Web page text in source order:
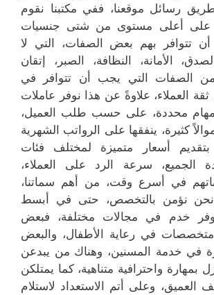
رسائل موقعنا، ففي مكتبنا نقوم
على أعلى مستوى من شتى جنسيات
أن تتوافر بهم بعض الصفات، التي لا
الأمانة، النظافة، الصبر، إتقان
من الصفات التي يجب أن تتوافر في
ثقة العملاء، علاوةً عن هذا نوفر عاملات
مهام محددة، على حسب طلب العميل،
كثيرة، ينفقها على الرواتب الشهرية
بتقديم أسعار متميزة لمختلف فئات
الجميع، سرعة الرد على العملاء،
في أسرع وقت، من أهم سماتنا،
نؤمن بالتخصص، حتى في أبسط
نوفر خدم في مجالات مختلفة، فبعض
متخصصات في رعاية الأطفال، والبعض
في خدمة المسنين، وهناك من يبدعن
بمهارة واحترافية متناهية، كما يمتلكن
العميق، وعلى أتم الاستعداد لاستلام